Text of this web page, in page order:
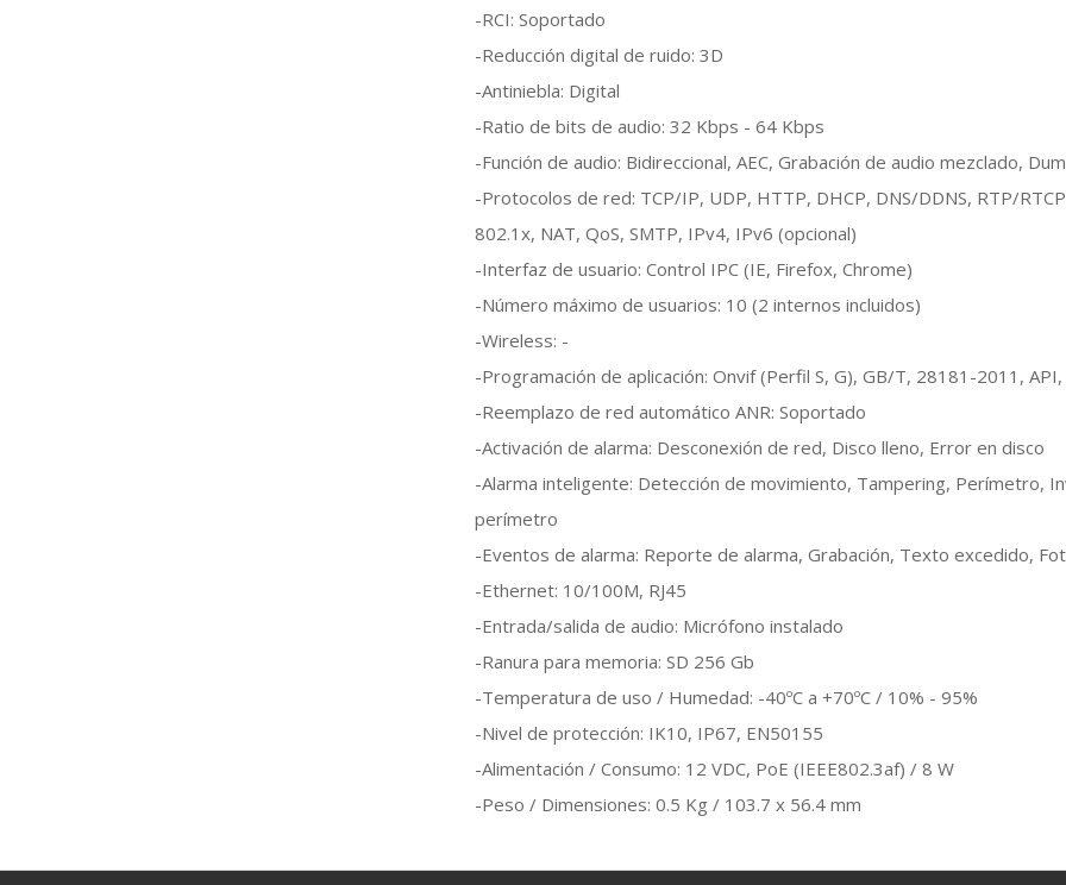
-RCI: Soportado
-Reducción digital de ruido: 3D
-Antiniebla: Digital
-Ratio de bits de audio: 32 Kbps - 64 Kbps
-Función de audio: Bidireccional, AEC, Grabación de audio mezclado,
-Protocolos de red: TCP/IP, UDP, HTTP, DHCP, DNS/DDNS, RTP/
802.1x, NAT, QoS, SMTP, IPv4, IPv6 (opcional)
-Interfaz de usuario: Control IPC (IE, Firefox, Chrome)
-Número máximo de usuarios: 10 (2 internos incluidos)
-Wireless: -
-Programación de aplicación: Onvif (Perfil S, G), GB/T, 28181-2011, API,
-Reemplazo de red automático ANR: Soportado
-Activación de alarma: Desconexión de red, Disco lleno, Error en disco
-Alarma inteligente: Detección de movimiento, Tampering, Perímetro,
perímetro
-Eventos de alarma: Reporte de alarma, Grabación, Texto excedido,
-Ethernet: 10/100M, RJ45
-Entrada/salida de audio: Micrófono instalado
-Ranura para memoria: SD 256 Gb
-Temperatura de uso / Humedad: -40ºC a +70ºC / 10% - 95%
-Nivel de protección: IK10, IP67, EN50155
-Alimentación / Consumo: 12 VDC, PoE (IEEE802.3af) / 8 W
-Peso / Dimensiones: 0.5 Kg / 103.7 x 56.4 mm